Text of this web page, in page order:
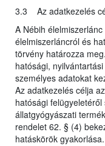
3.3 Az adatkezelés
A Nébih
élelmiszerláncról és
törvény határozza
hatósági,
személyes adatokat
Az adatkezelés célja
hatósági
állatgyógyászati
rendelet 62. § (4)
hatáskörök gyakorlása.